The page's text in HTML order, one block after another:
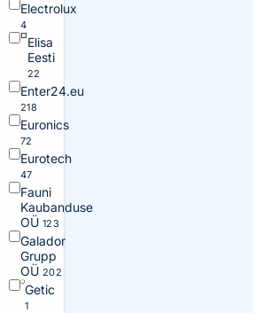
Electrolux
4
Elisa
Eesti
22
Enter24.eu
218
Euronics
72
Eurotech
47
Fauni
Kaubanduse
OÜ 123
Galador
Grupp
OÜ 202
Getic
1